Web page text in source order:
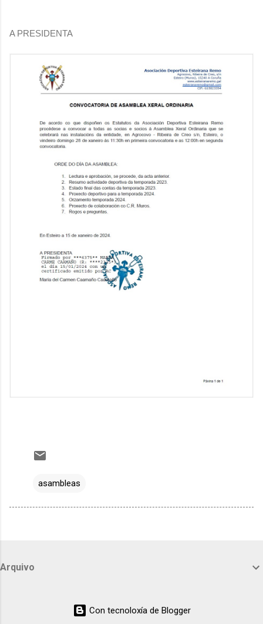
A PRESIDENTA
asambleas
Arquivo
Con tecnoloxía de Blogger